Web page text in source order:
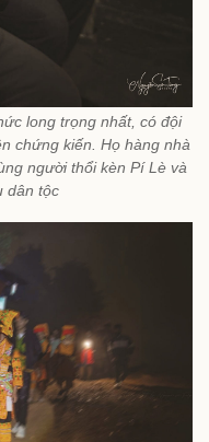
long trọng nhất, có đội
chứng kiến. Họ hàng nhà
người thổi kèn Pí Lè và
dân tộc